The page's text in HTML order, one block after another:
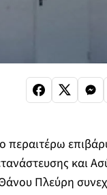
περαιτέρω
και
Πλεύρη